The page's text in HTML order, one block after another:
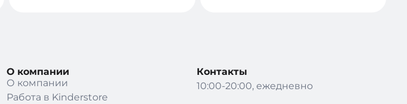
О компании
О компании
Работа в Kinderstore
Контакты
10:00-20:00, ежедневно